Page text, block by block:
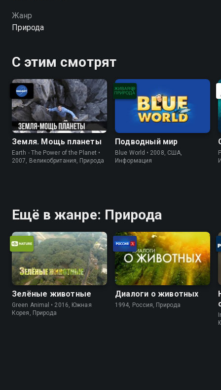
розовые оттенки
Жанр
Природа
С этим смотрят
Земля. Мощь планеты
Earth - The Power of the Planet •
2007, Великобритания, Природа
Подводный мир
Blue World • 2008, США,
Информация
Ещё в жанре: Природа
Зелёные животные
Green Animal • 2016, Южная
Корея, Природа
Диалоги о животных
1994, Россия, Природа